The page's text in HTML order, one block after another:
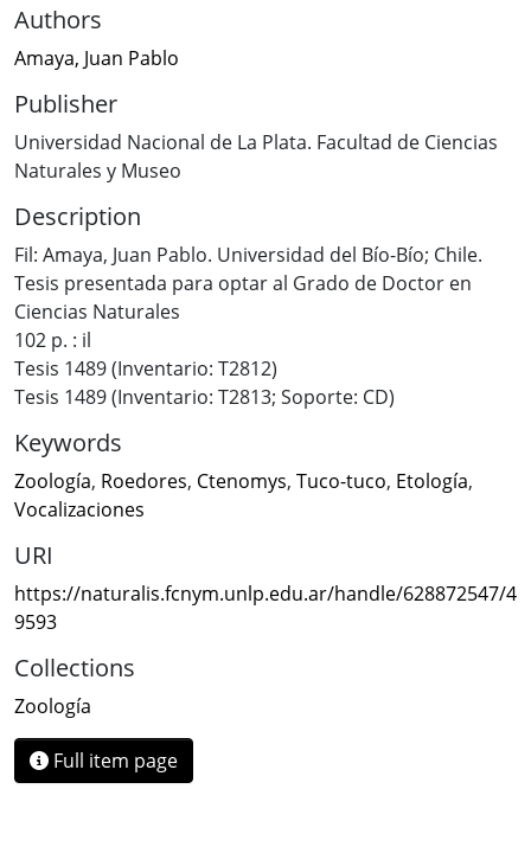
Authors
Amaya, Juan Pablo
Publisher
Universidad Nacional de La Plata. Facultad de Ciencias
Naturales y Museo
Description
Fil: Amaya, Juan Pablo. Universidad del Bío-Bío; Chile.
Tesis presentada para optar al Grado de Doctor en
Ciencias Naturales
102 p. : il
Tesis 1489 (Inventario: T2812)
Tesis 1489 (Inventario: T2813; Soporte: CD)
Keywords
Zoología, Roedores, Ctenomys, Tuco-tuco, Etología,
Vocalizaciones
URI
https://naturalis.fcnym.unlp.edu.ar/handle/628872547/4
9593
Collections
Zoología
Full item page